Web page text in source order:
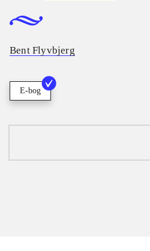
Bent Flyvbjerg
E-bog